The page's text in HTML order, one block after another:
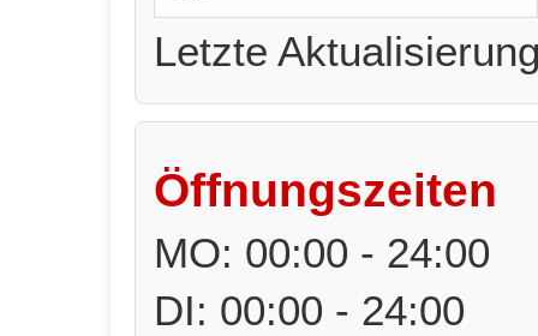
Letzte
Öffnungszeiten
MO: 00:00 - 24:00
DI: 00:00 - 24:00